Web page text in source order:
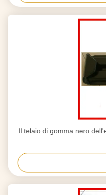
Il telaio di gomma nero